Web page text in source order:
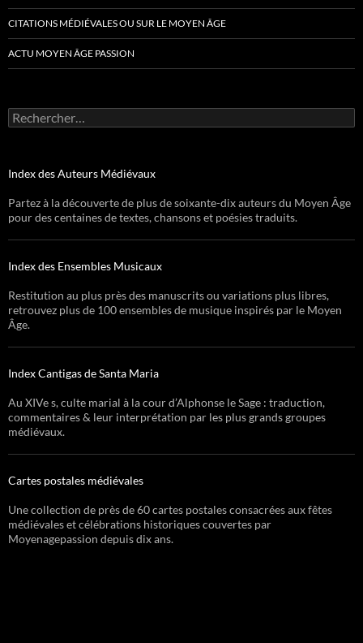
CITATIONS MÉDIÉVALES OU SUR LE MOYEN ÂGE
ACTU MOYEN ÂGE PASSION
Rechercher :
Index des Auteurs Médiévaux
Partez à la découverte de plus de soixante-dix auteurs du Moyen Âge
pour des centaines de textes, chansons et poésies traduits.
Index des Ensembles Musicaux
Restitution au plus près des manuscrits ou variations plus libres,
retrouvez plus de 100 ensembles de musique inspirés par le Moyen
Âge.
Index Cantigas de Santa Maria
Au XIVe s, culte marial à la cour d’Alphonse le Sage : traduction,
commentaires & leur interprétation par les plus grands groupes
médiévaux.
Cartes postales médiévales
Une collection de près de 60 cartes postales consacrées aux fêtes
médiévales et célébrations historiques couvertes par
Moyenagepassion depuis dix ans.